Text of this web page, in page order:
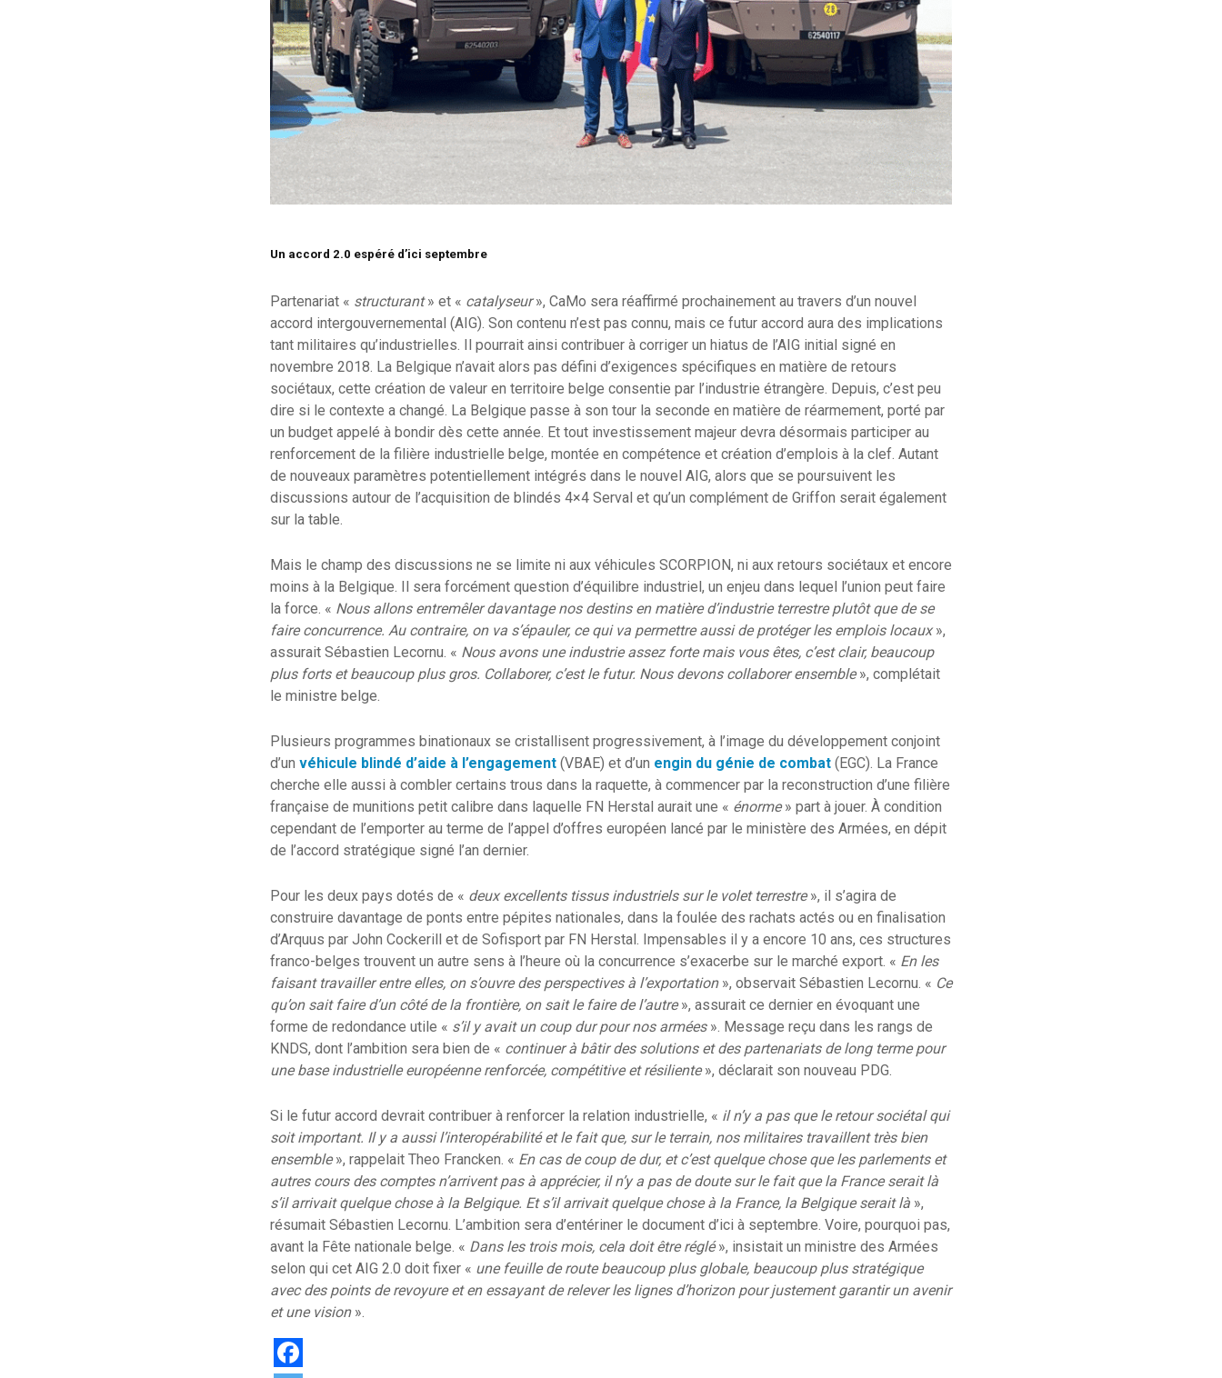
Un accord 2.0 espéré d’ici septembre
Partenariat « structurant» et « catalyseur», CaMo sera réaffirmé prochainement au travers d’un nouvel
accord intergouvernemental (AIG). Son contenu n’est pas connu, mais ce futur accord aura des implications
tant militaires qu’industrielles. Il pourrait ainsi contribuer à corriger un hiatus de l’AIG initial signé en
novembre 2018. La Belgique n’avait alors pas défini d’exigences spécifiques en matière de retours
sociétaux, cette création de valeur en territoire belge consentie par l’industrie étrangère. Depuis, c’est peu
dire si le contexte a changé. La Belgique passe à son tour la seconde en matière de réarmement, porté par
un budget appelé à bondir dès cette année. Et tout investissement majeur devra désormais participer au
renforcement de la filière industrielle belge, montée en compétence et création d’emplois à la clef. Autant
de nouveaux paramètres potentiellement intégrés dans le nouvel AIG, alors que se poursuivent les
discussions autour de l’acquisition de blindés 4×4 Serval et qu’un complément de Griffon serait également
sur la table.
Mais le champ des discussions ne se limite ni aux véhicules SCORPION, ni aux retours sociétaux et encore
moins à la Belgique. Il sera forcément question d’équilibre industriel, un enjeu dans lequel l’union peut faire
la force. « Nous allons entremêler davantage nos destins en matière d’industrie terrestre plutôt que de se
faire concurrence. Au contraire, on va s’épauler, ce qui va permettre aussi de protéger les emplois locaux»,
assurait Sébastien Lecornu. « Nous avons une industrie assez forte mais vous êtes, c’est clair, beaucoup
plus forts et beaucoup plus gros. Collaborer, c’est le futur. Nous devons collaborer ensemble», complétait
le ministre belge.
Plusieurs programmes binationaux se cristallisent progressivement, à l’image du développement conjoint
d’un véhicule blindé d’aide à l’engagement (VBAE) et d’un engin du génie de combat (EGC). La France
cherche elle aussi à combler certains trous dans la raquette, à commencer par la reconstruction d’une filière
française de munitions petit calibre dans laquelle FN Herstal aurait une « énorme» part à jouer. À condition
cependant de l’emporter au terme de l’appel d’offres européen lancé par le ministère des Armées, en dépit
de l’accord stratégique signé l’an dernier.
Pour les deux pays dotés de « deux excellents tissus industriels sur le volet terrestre», il s’agira de
construire davantage de ponts entre pépites nationales, dans la foulée des rachats actés ou en finalisation
d’Arquus par John Cockerill et de Sofisport par FN Herstal. Impensables il y a encore 10 ans, ces structures
franco-belges trouvent un autre sens à l’heure où la concurrence s’exacerbe sur le marché export. « En les
faisant travailler entre elles, on s’ouvre des perspectives à l’exportation», observait Sébastien Lecornu. « Ce
qu’on sait faire d’un côté de la frontière, on sait le faire de l’autre», assurait ce dernier en évoquant une
forme de redondance utile « s’il y avait un coup dur pour nos armées». Message reçu dans les rangs de
KNDS, dont l’ambition sera bien de « continuer à bâtir des solutions et des partenariats de long terme pour
une base industrielle européenne renforcée, compétitive et résiliente», déclarait son nouveau PDG.
Si le futur accord devrait contribuer à renforcer la relation industrielle, « il n’y a pas que le retour sociétal qui
soit important. Il y a aussi l’interopérabilité et le fait que, sur le terrain, nos militaires travaillent très bien
ensemble», rappelait Theo Francken. « En cas de coup de dur, et c’est quelque chose que les parlements et
autres cours des comptes n’arrivent pas à apprécier, il n’y a pas de doute sur le fait que la France serait là
s’il arrivait quelque chose à la Belgique. Et s’il arrivait quelque chose à la France, la Belgique serait là »,
résumait Sébastien Lecornu. L’ambition sera d’entériner le document d’ici à septembre. Voire, pourquoi pas,
avant la Fête nationale belge. « Dans les trois mois, cela doit être réglé», insistait un ministre des Armées
selon qui cet AIG 2.0 doit fixer « une feuille de route beaucoup plus globale, beaucoup plus stratégique
avec des points de revoyure et en essayant de relever les lignes d’horizon pour justement garantir un avenir
et une vision».